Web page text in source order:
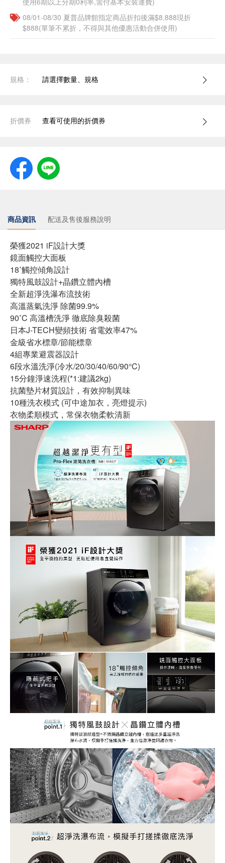
08/01-08/30 夏普品牌館指定商品折扣後滿$8,888現折
$888(單筆不累折，不得與其他優惠活動合併使用)
規格： 請選擇數量、規格
折價券 查看可使用的折價券
商品資訊 配送及售後服務說明
榮獲2021 iF設計大獎
鏡面觸控大面板
18˚觸控傾角設計
獨特風鼓設計+晶鑽立體內槽
全新超淨洗瀑布流技術
高溫蒸氣洗淨 除菌99.9%
90˚C 高溫槽洗淨 徹底除臭殺菌
日本J-TECH變頻技術 省電效率47%
金級省水標章/節能標章
4組專業避震器設計
6段水溫洗淨(冷水/20/30/40/60/90°C)
15分鐘淨速洗程(*1:建議2kg)
抗菌墊片材質設計，有效抑制異味
10種洗衣模式 (可中途加衣，亮燈提示)
衣物柔順模式，常保衣物柔軟清新